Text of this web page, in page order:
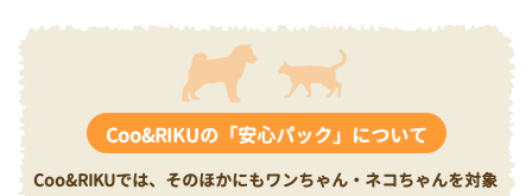
Coo&RIKUの「安心パック」について
Coo&RIKUでは、そのほかにもワンちゃん・ネコちゃんを対象